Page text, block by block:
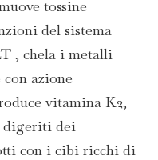
tossine
del sistema
, chela i metalli
azione
vitamina K2,
digeriti dei
con i cibi ricchi di